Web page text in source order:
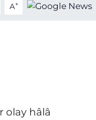
A+
olay hâlâ